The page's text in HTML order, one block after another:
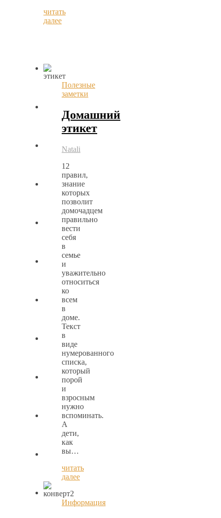
читать
далее
Полезные
заметки
Домашний
этикет
Natali
12
правил,
знание
которых
позволит
домочадцем
правильно
вести
себя
в
семье
и
уважительно
относиться
ко
всем
в
доме.
Текст
в
виде
нумерованного
списка,
который
порой
и
взросным
нужно
вспоминать.
А
дети,
как
вы…
читать
далее
Информация